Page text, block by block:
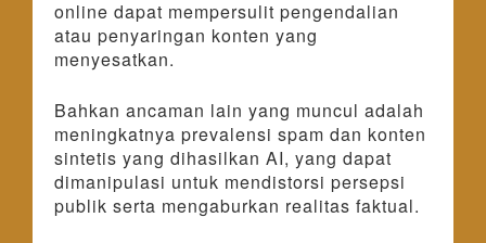
online dapat mempersulit pengendalian
atau penyaringan konten yang
menyesatkan.
Bahkan ancaman lain yang muncul adalah
meningkatnya prevalensi spam dan konten
sintetis yang dihasilkan AI, yang dapat
dimanipulasi untuk mendistorsi persepsi
publik serta mengaburkan realitas faktual.